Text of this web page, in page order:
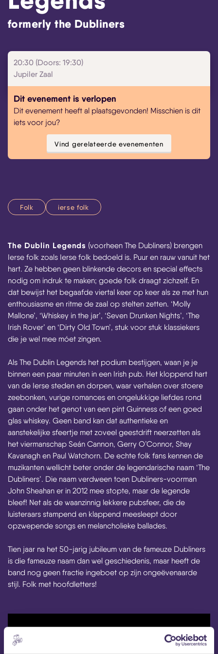
formerly the Dubliners
20:30 (Doors: 19:30)
Jupiler Zaal
Dit evenement is verlopen
Dit evenement heeft al plaatsgevonden! Misschien is dit
iets voor jou?
Vind gerelateerde evenementen
Folk ierse folk
The Dublin Legends (voorheen The Dubliners) brengen
Ierse folk zoals Ierse folk bedoeld is. Puur en rauw vanuit het
hart. Ze hebben geen blinkende decors en special effects
nodig om indruk te maken; goede folk draagt zichzelf. En
dat bewijst het begaafde viertal keer op keer als ze met hun
enthousiasme en ritme de zaal op stelten zetten. ‘Molly
Mallone’, ‘Whiskey in the jar’, ‘Seven Drunken Nights’, ‘The
Irish Rover’ en ‘Dirty Old Town’, stuk voor stuk klassiekers
die je wel mee móet zingen.
Als The Dublin Legends het podium bestijgen, waan je je
binnen een paar minuten in een Irish pub. Het kloppend hart
van de Ierse steden en dorpen, waar verhalen over stoere
zeebonken, vurige romances en ongelukkige liefdes rond
gaan onder het genot van een pint Guinness of een goed
glas whiskey. Geen band kan dat authentieke en
aanstekelijke sfeertje met zoveel geestdrift neerzetten als
het viermanschap Seán Cannon, Gerry O’Connor, Shay
Kavanagh en Paul Watchorn. De echte folk fans kennen de
muzikanten wellicht beter onder de legendarische naam ‘The
Dubliners’. Die naam verdween toen Dubliners-voorman
John Sheahan er in 2012 mee stopte, maar de legende
bleef! Net als de waanzinnig lekkere pubsfeer, die de
luisteraars stampend en klappend meesleept door
opzwepende songs en melancholieke ballades.
Tien jaar na het 50-jarig jubileum van de fameuze Dubliners
is die fameuze naam dan wel geschiedenis, maar heeft de
band nog geen fractie ingeboet op zijn ongeëvenaarde
stijl. Folk met hoofdletters!